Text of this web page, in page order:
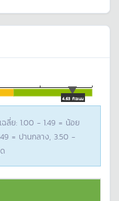
4.63 คะแนน
ลี่ย: 1.00 - 1.49 = น้อย
= ปานกลาง, 3.50 -